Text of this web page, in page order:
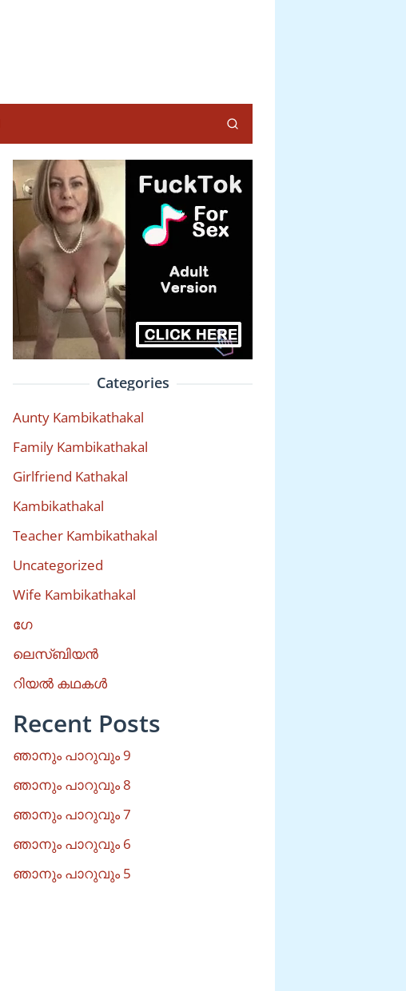
Categories
Aunty Kambikathakal
Family Kambikathakal
Girlfriend Kathakal
Kambikathakal
Teacher Kambikathakal
Uncategorized
Wife Kambikathakal
ഗേ
ലെസ്ബിയൻ
റിയൽ കഥകൾ
Recent Posts
ഞാനും പാറുവും 9
ഞാനും പാറുവും 8
ഞാനും പാറുവും 7
ഞാനും പാറുവും 6
ഞാനും പാറുവും 5